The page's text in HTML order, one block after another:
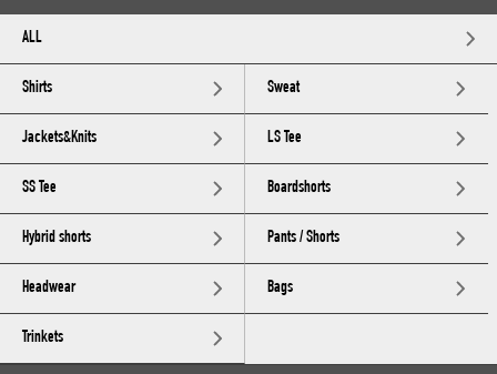
ALL
Shirts Sweat
Jackets&Knits LS Tee
SS Tee Boardshorts
Hybrid shorts Pants / Shorts
Headwear Bags
Trinkets